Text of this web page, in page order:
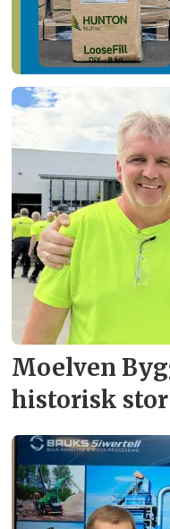
Moelven
historisk